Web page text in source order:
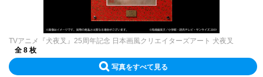
TVアニメ『犬夜叉』25周年記念 日本画風クリエイターズアート 犬夜叉
全 8 枚
写真をすべて見る